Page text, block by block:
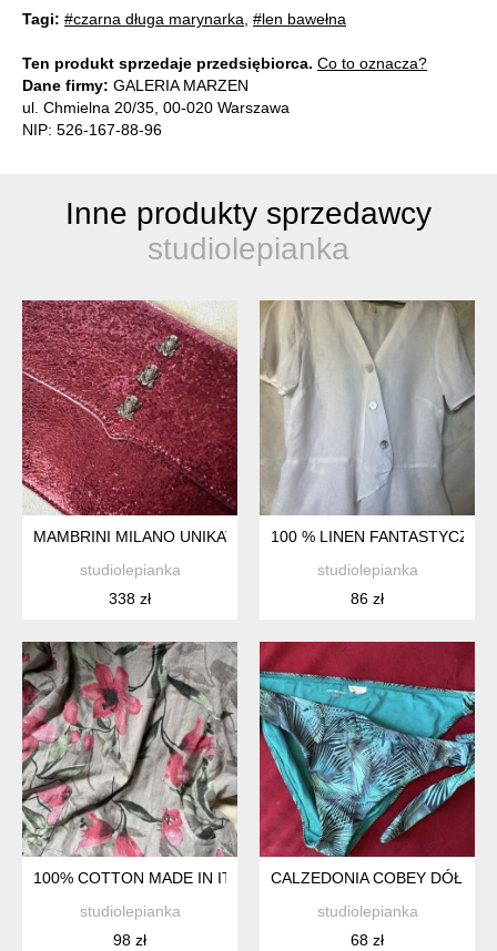
Tagi: #czarna długa marynarka, #len bawełna
Ten produkt sprzedaje przedsiębiorca. Co to oznacza?
Dane firmy: GALERIA MARZEN
ul. Chmielna 20/35, 00-020 Warszawa
NIP: 526-167-88-96
Inne produkty sprzedawcy
studiolepianka
MAMBRINI MILANO UNIKATOWA EKSLUZYWNA WIECZOROWA
studiolepianka
338 zł
100 % LINEN FANTASTYCZNA
studiolepianka
86 zł
100% COTTON MADE IN ITALY EFEKTOWNA
studiolepianka
98 zł
CALZEDONIA COBEY DÓŁ
studiolepianka
68 zł